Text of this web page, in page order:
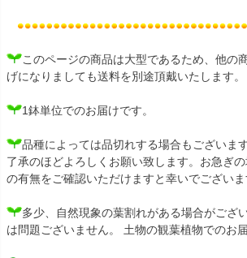
このページの商品は大型であるため、他の
げになりましても送料を別途頂戴いたします。
1鉢単位でのお届けです。
品種によっては品切れする場合もございま
了承のほどよろしくお願い致します。お急ぎ
の有無をご確認いただけますと幸いでございま
多少、自然現象の葉割れがある場合がござ
は問題ございません。 土物の観葉植物でのお届